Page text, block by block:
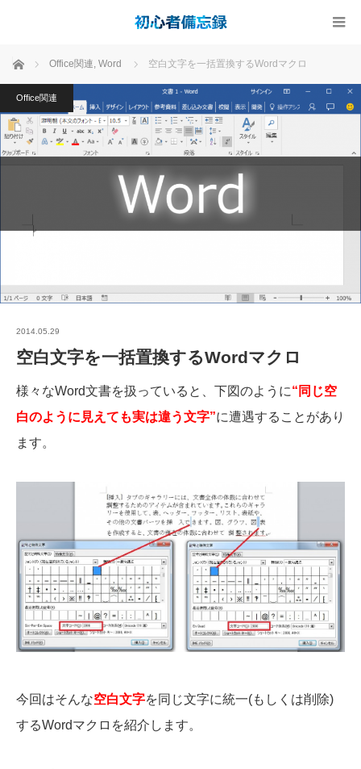
ホーム Office関連, Word 空白文字を一括置換するWordマクロ
Office関連
2014.05.29
空白文字を一括置換するWordマクロ
様々なWord文書を扱っていると、下図のように“同じ空
白のように見えても実は違う文字”に遭遇することがあり
ます。
今回はそんな空白文字を同じ文字に統一(もしくは削除)
するWordマクロを紹介します。